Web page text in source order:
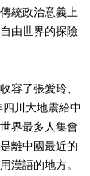
統政治意義上
由世界的探險
容了張愛玲、
川大地震給中
界最多人集會
離中國最近的
漢語的地方。